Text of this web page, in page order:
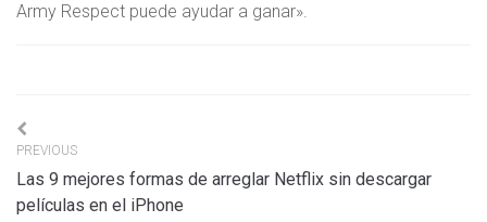
Army Respect puede ayudar a ganar».
Navigation
de
l’article
PREVIOUS
Las 9 mejores formas de arreglar Netflix sin descargar
películas en el iPhone